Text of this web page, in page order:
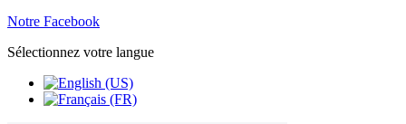
Notre Facebook
Sélectionnez votre langue